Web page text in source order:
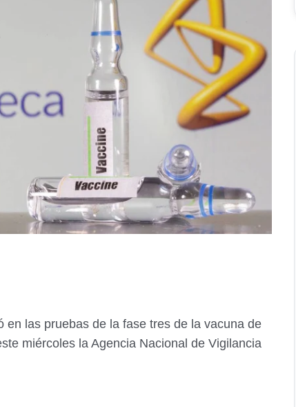
en las pruebas de la fase tres de la vacuna de
miércoles la Agencia Nacional de Vigilancia